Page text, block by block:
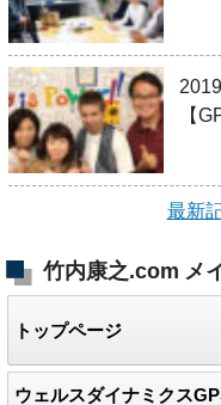
【
最新
竹内康之.com メ
トップページ
ウェルスダイナミクス